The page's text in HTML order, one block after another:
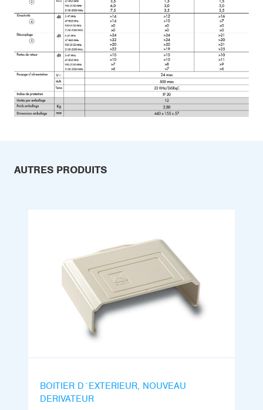
AUTRES PRODUITS
BOITIER D´EXTERIEUR, NOUVEAU
DERIVATEUR